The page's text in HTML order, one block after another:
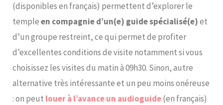
(disponibles en français) permettent d’explorer le
templeen compagnie d’un(e) guide spécialisé(e)et
d’un groupe restreint, ce qui permet de profiter
d’excellentes conditions de visite notamment si vous
choisissez les visites du matin à 09h30. Sinon, autre
alternative très intéressante et un peu moins onéreuse
: on peut louer à l’avance un audioguide(en français)